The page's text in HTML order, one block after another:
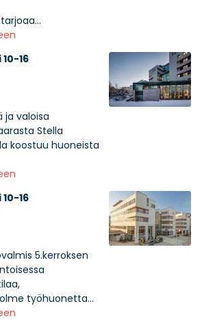
16
ja valoisa
Stella
koostuu huoneista
16
5.kerroksen
työhuonetta...